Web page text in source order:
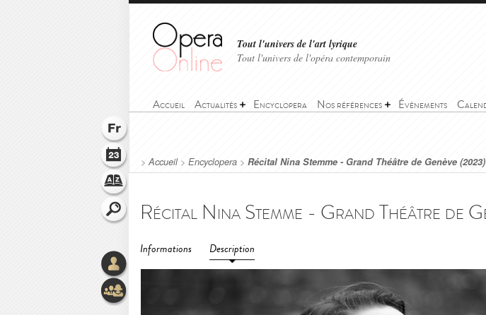
Tout l'univers de l'art lyrique
Tout l'univers de l'opéra contemporain
Accueil Actualités Encyclopera Nos références Événements
>Accueil> Encyclopera > Récital Nina Stemme - Grand Théâtre de Genève (2023)
Informations Description